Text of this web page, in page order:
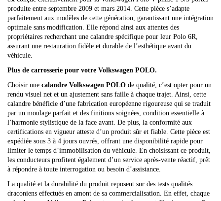
produite entre septembre 2009 et mars 2014. Cette pièce s’adapte
parfaitement aux modèles de cette génération, garantissant une intégration
optimale sans modification. Elle répond ainsi aux attentes des
propriétaires recherchant une calandre spécifique pour leur Polo 6R,
assurant une restauration fidèle et durable de l’esthétique avant du
véhicule.
Plus de carrosserie pour votre Volkswagen POLO.
Choisir une calandre Volkswagen POLO de qualité, c’est opter pour un
rendu visuel net et un ajustement sans faille à chaque trajet. Ainsi, cette
calandre bénéficie d’une fabrication européenne rigoureuse qui se traduit
par un moulage parfait et des finitions soignées, condition essentielle à
l’harmonie stylistique de la face avant. De plus, la conformité aux
certifications en vigueur atteste d’un produit sûr et fiable. Cette pièce est
expédiée sous 3 à 4 jours ouvrés, offrant une disponibilité rapide pour
limiter le temps d’immobilisation du véhicule. En choisissant ce produit,
les conducteurs profitent également d’un service après-vente réactif, prêt
à répondre à toute interrogation ou besoin d’assistance.
La qualité et la durabilité du produit reposent sur des tests qualités
draconiens effectués en amont de sa commercialisation. En effet, chaque